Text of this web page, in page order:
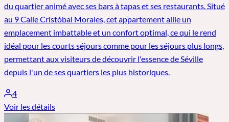
du quartier animé avec ses bars à tapas et ses restaurants. Situé
au 9 Calle Cristóbal Morales, cet appartement allie un
emplacement imbattable et un confort optimal, ce qui le rend
idéal pour les courts séjours comme pour les séjours plus longs,
permettant aux visiteurs de découvrir l'essence de Séville
depuis l'un de ses quartiers les plus historiques.
4
Voir les détails